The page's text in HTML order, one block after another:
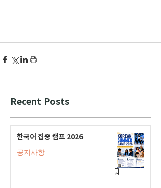
Recent Posts
한국어 집중 캠프 2026
공지사항